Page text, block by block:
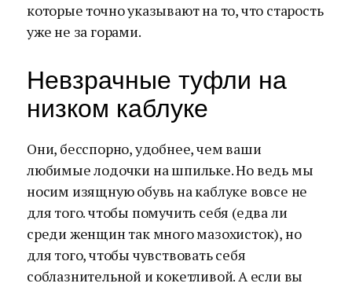
которые точно указывают на то, что старость
уже не за горами.
Невзрачные туфли на
низком каблуке
Они, бесспорно, удобнее, чем ваши
любимые лодочки на шпильке. Но ведь мы
носим изящную обувь на каблуке вовсе не
для того. чтобы помучить себя (едва ли
среди женщин так много мазохисток), но
для того, чтобы чувствовать себя
соблазнительной и кокетливой. А если вы